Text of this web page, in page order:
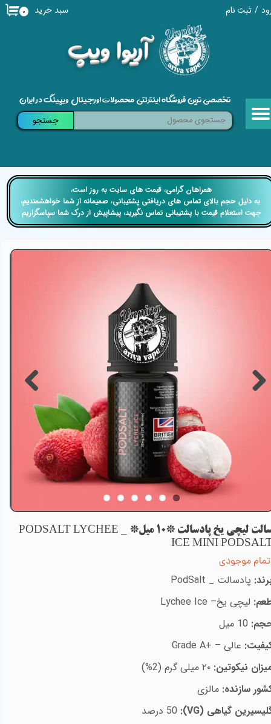
/ ثبت نام
حساب کاربری من
خروج از حساب کاربری
​آریوا ویپ
۰ سبد خرید
تخصصی ترین فروشگاه اینترنتی محصولات اورجینال ویپینگ در ایران
جستجو
سالت لیچی یخ پادسالت *10 میل* _ PODSALT LYCHEE
ICE MINI
موجودی
پادسالت _ PodSalt
لیچی یخ– Lychee Ice
عالی – Grade A+
نیکوتین:
سازنده: مالزی
گیاهی :(VG) 50 درصد
​​همراهان گرامی، قیمت های سایت به روز است،
​​​​​​​ به دلیل حجم بالای تماس های دریافتی پشتیبانی، صمیمانه از شما خواهشمندیم،
جهت استعلام قیمت با پشتیبانی تماس نگیرید، پیشاپیش از درک شما سپاسگزاریم